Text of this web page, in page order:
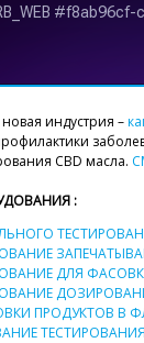
индустрия –
CBD масла.
:
ДЛЯ
ПРОДУКТОВ В